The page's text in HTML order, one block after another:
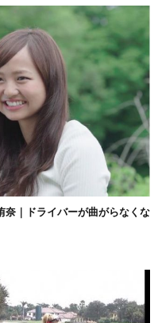
奈｜ドライバーが曲がらなくな